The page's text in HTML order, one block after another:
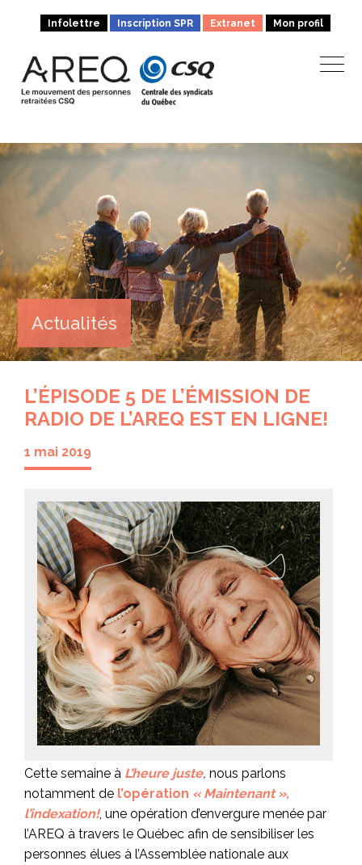
Infolettre Inscription SPR Extranet Mon profil
Actualités
L’ÉPISODE 5 DE L’ÉMISSION DE
RADIO DE L’AREQ EST EN LIGNE!
1 mai 2019
Cette semaine à L’heure juste, nous parlons
notamment de l’opération « Maintenant »,
l’indexation!, une opération d’envergure menée par
l’AREQ à travers le Québec afin de sensibiliser les
personnes élues à l’Assemblée nationale aux